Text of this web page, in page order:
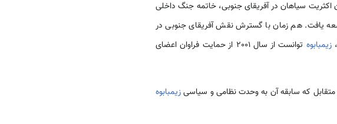
سیاهان در آفریقای جنوبی، خاتمه جنگ داخلی
یافت. هم زمان با گسترش نقش آفریقای جنوبی در
زیمبابوه
توانست از سال 2001 از حمایت فراوان اعضای
متقابل که سابقه آن به وحدت نظامی و سیاسیزیمبابوه